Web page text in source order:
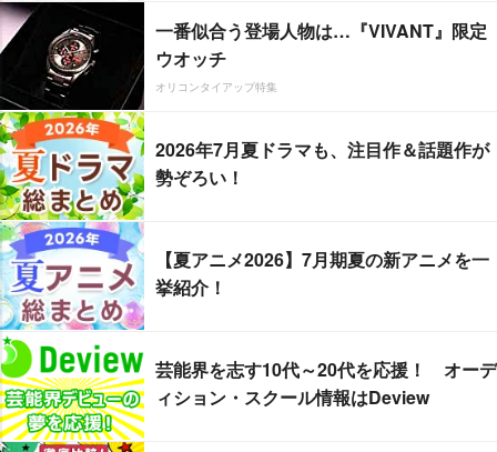
一番似合う登場人物は…『VIVANT』限定
ウオッチ
オリコンタイアップ特集
2026年7月夏ドラマも、注目作＆話題作が
勢ぞろい！
【夏アニメ2026】7月期夏の新アニメを一
挙紹介！
芸能界を志す10代～20代を応援！ オーデ
ィション・スクール情報はDeview